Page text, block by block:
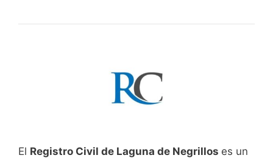
El Registro Civil de Laguna de Negrillos es un